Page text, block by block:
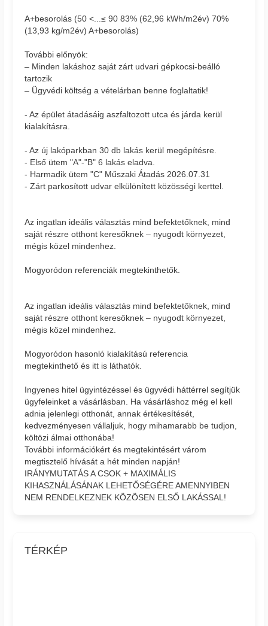
A+besorolás (50 <...≤ 90 83% (62,96 kWh/m2év) 70%
(13,93 kg/m2év) A+besorolás)
További előnyök:
– Minden lakáshoz saját zárt udvari gépkocsi-beálló
tartozik
– Ügyvédi költség a vételárban benne foglaltatik!
- Az épület átadásáig aszfaltozott utca és járda kerül
kialakításra.
- Az új lakóparkban 30 db lakás kerül megépítésre.
- Első ütem "A"-"B" 6 lakás eladva.
- Harmadik ütem "C" Műszaki Átadás 2026.07.31
- Zárt parkosított udvar elkülönített közösségi kerttel.
Az ingatlan ideális választás mind befektetőknek, mind
saját részre otthont keresőknek – nyugodt környezet,
mégis közel mindenhez.
Mogyoródon referenciák megtekinthetők.
Az ingatlan ideális választás mind befektetőknek, mind
saját részre otthont keresőknek – nyugodt környezet,
mégis közel mindenhez.
Mogyoródon hasonló kialakítású referencia
megtekinthető és itt is láthatók.
Ingyenes hitel ügyintézéssel és ügyvédi háttérrel segítjük
ügyfeleinket a vásárlásban. Ha vásárláshoz még el kell
adnia jelenlegi otthonát, annak értékesítését,
kedvezményesen vállaljuk, hogy mihamarabb be tudjon,
költözi álmai otthonába!
További információkért és megtekintésért várom
megtisztelő hívását a hét minden napján!
IRÁNYMUTATÁS A CSOK + MAXIMÁLIS
KIHASZNÁLÁSÁNAK LEHETŐSÉGÉRE AMENNYIBEN
NEM RENDELKEZNEK KÖZÖSEN ELSŐ LAKÁSSAL!
TÉRKÉP